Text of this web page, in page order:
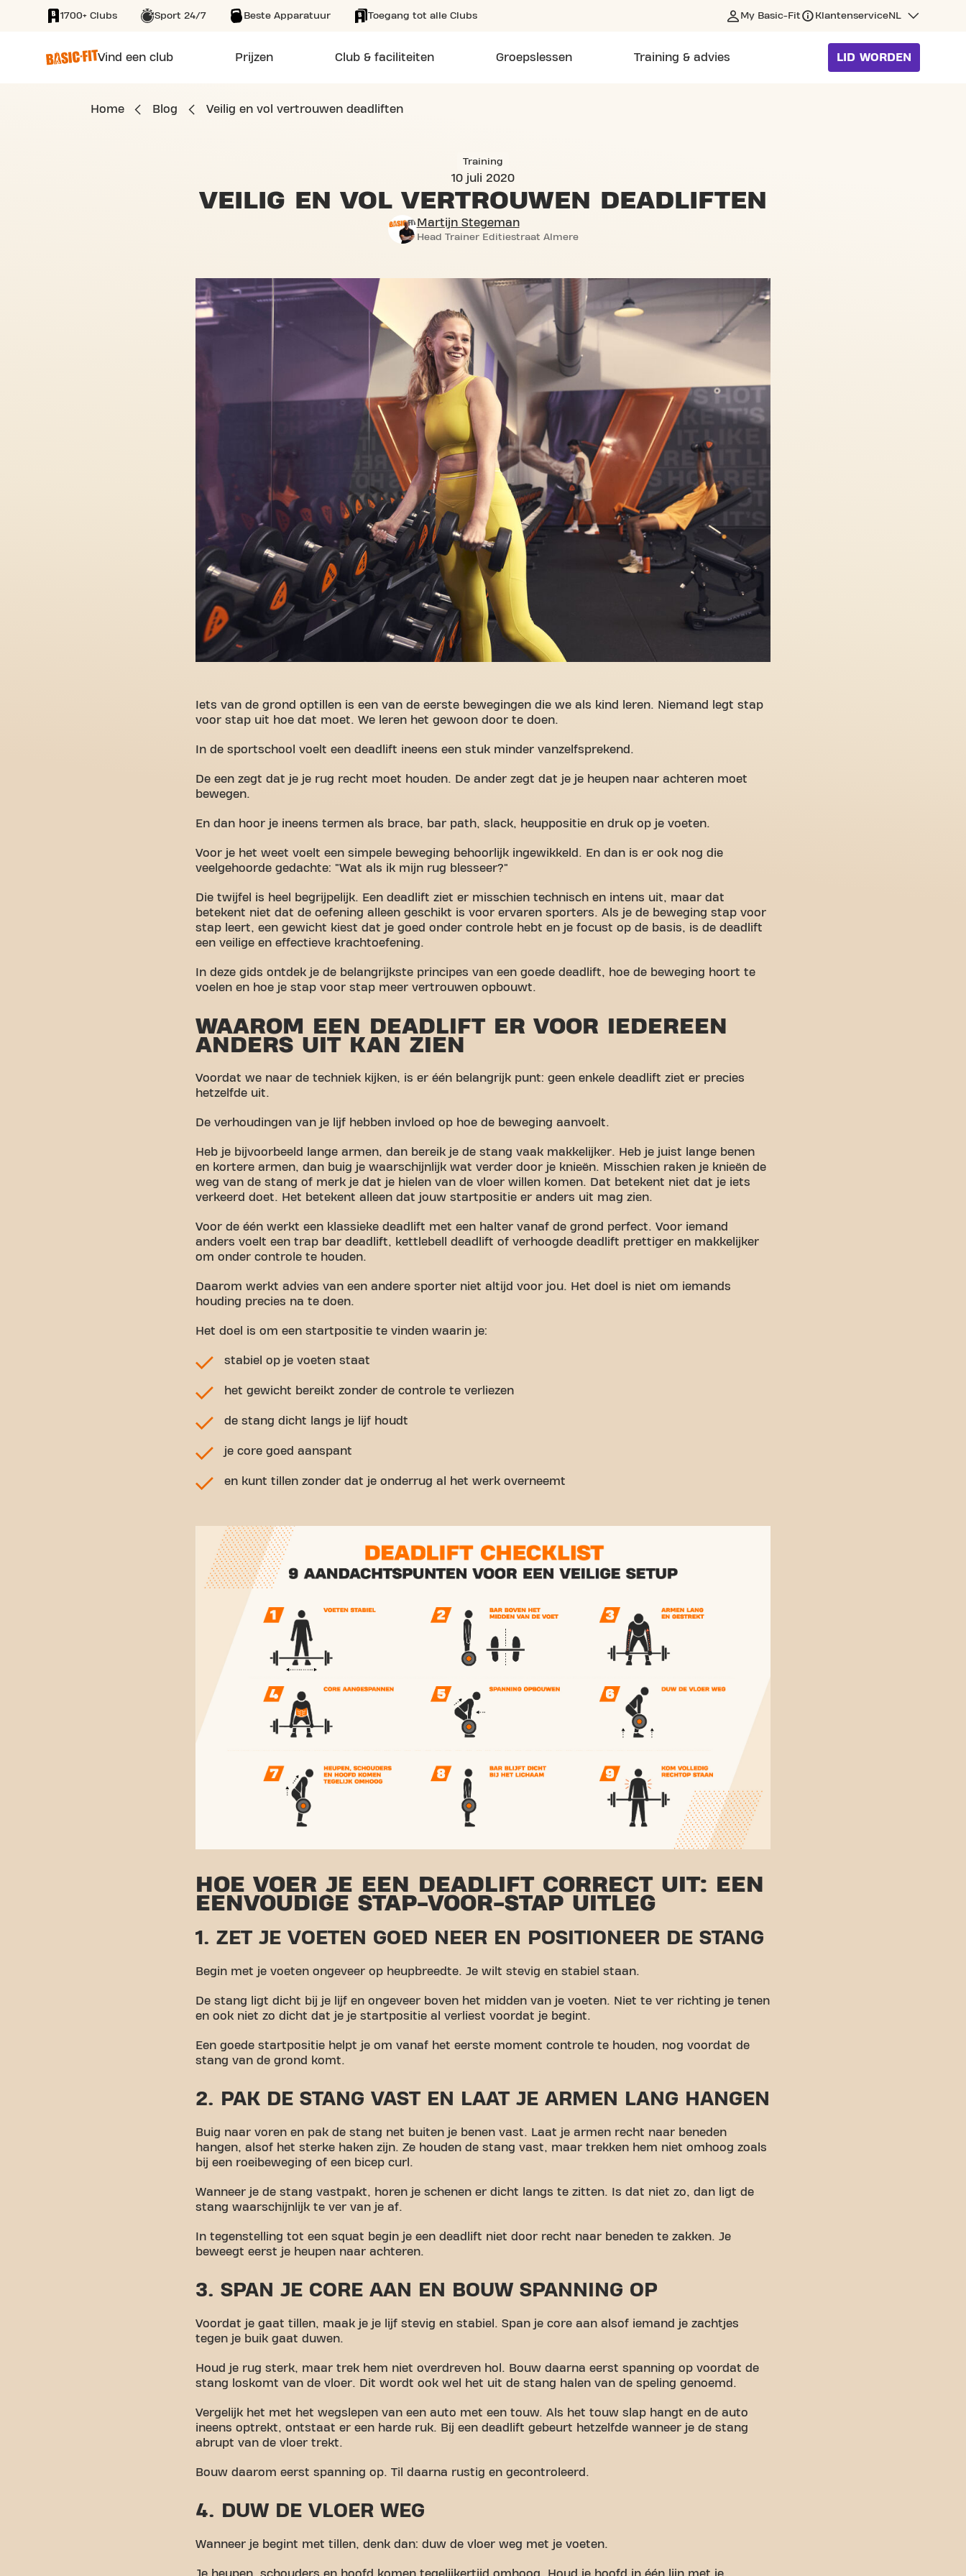
SKIP TO MAIN CONTENT
1700+ Clubs Sport 24/7 Beste Apparatuur Toegang tot alle Clubs My Basic-Fit KlantenserviceNL
Vind een club Prijzen Club & faciliteiten Groepslessen Training & advies LID WORDEN
Home Blog Veilig en vol vertrouwen deadliften
Training
10 juli 2020
VEILIG EN VOL VERTROUWEN DEADLIFTEN
Martijn Stegeman
Head Trainer Editiestraat Almere
Iets van de grond optillen is een van de eerste bewegingen die we als kind leren. Niemand legt stap
voor stap uit hoe dat moet. We leren het gewoon door te doen.
In de sportschool voelt een deadlift ineens een stuk minder vanzelfsprekend.
De een zegt dat je je rug recht moet houden. De ander zegt dat je je heupen naar achteren moet
bewegen.
En dan hoor je ineens termen als brace, bar path, slack, heuppositie en druk op je voeten.
Voor je het weet voelt een simpele beweging behoorlijk ingewikkeld. En dan is er ook nog die
veelgehoorde gedachte: "Wat als ik mijn rug blesseer?"
Die twijfel is heel begrijpelijk. Een deadlift ziet er misschien technisch en intens uit, maar dat
betekent niet dat de oefening alleen geschikt is voor ervaren sporters. Als je de beweging stap voor
stap leert, een gewicht kiest dat je goed onder controle hebt en je focust op de basis, is de deadlift
een veilige en effectieve krachtoefening.
In deze gids ontdek je de belangrijkste principes van een goede deadlift, hoe de beweging hoort te
voelen en hoe je stap voor stap meer vertrouwen opbouwt.
WAAROM EEN DEADLIFT ER VOOR IEDEREEN
ANDERS UIT KAN ZIEN
Voordat we naar de techniek kijken, is er één belangrijk punt: geen enkele deadlift ziet er precies
hetzelfde uit.
De verhoudingen van je lijf hebben invloed op hoe de beweging aanvoelt.
Heb je bijvoorbeeld lange armen, dan bereik je de stang vaak makkelijker. Heb je juist lange benen
en kortere armen, dan buig je waarschijnlijk wat verder door je knieën. Misschien raken je knieën de
weg van de stang of merk je dat je hielen van de vloer willen komen. Dat betekent niet dat je iets
verkeerd doet. Het betekent alleen dat jouw startpositie er anders uit mag zien.
Voor de één werkt een klassieke deadlift met een halter vanaf de grond perfect. Voor iemand
anders voelt een trap bar deadlift, kettlebell deadlift of verhoogde deadlift prettiger en makkelijker
om onder controle te houden.
Daarom werkt advies van een andere sporter niet altijd voor jou. Het doel is niet om iemands
houding precies na te doen.
Het doel is om een startpositie te vinden waarin je:
stabiel op je voeten staat
het gewicht bereikt zonder de controle te verliezen
de stang dicht langs je lijf houdt
je core goed aanspant
en kunt tillen zonder dat je onderrug al het werk overneemt
HOE VOER JE EEN DEADLIFT CORRECT UIT: EEN
EENVOUDIGE STAP-VOOR-STAP UITLEG
1. ZET JE VOETEN GOED NEER EN POSITIONEER DE STANG
Begin met je voeten ongeveer op heupbreedte. Je wilt stevig en stabiel staan.
De stang ligt dicht bij je lijf en ongeveer boven het midden van je voeten. Niet te ver richting je tenen
en ook niet zo dicht dat je je startpositie al verliest voordat je begint.
Een goede startpositie helpt je om vanaf het eerste moment controle te houden, nog voordat de
stang van de grond komt.
2. PAK DE STANG VAST EN LAAT JE ARMEN LANG HANGEN
Buig naar voren en pak de stang net buiten je benen vast. Laat je armen recht naar beneden
hangen, alsof het sterke haken zijn. Ze houden de stang vast, maar trekken hem niet omhoog zoals
bij een roeibeweging of een bicep curl.
Wanneer je de stang vastpakt, horen je schenen er dicht langs te zitten. Is dat niet zo, dan ligt de
stang waarschijnlijk te ver van je af.
In tegenstelling tot een squat begin je een deadlift niet door recht naar beneden te zakken. Je
beweegt eerst je heupen naar achteren.
3. SPAN JE CORE AAN EN BOUW SPANNING OP
Voordat je gaat tillen, maak je je lijf stevig en stabiel. Span je core aan alsof iemand je zachtjes
tegen je buik gaat duwen.
Houd je rug sterk, maar trek hem niet overdreven hol. Bouw daarna eerst spanning op voordat de
stang loskomt van de vloer. Dit wordt ook wel het uit de stang halen van de speling genoemd.
Vergelijk het met het wegslepen van een auto met een touw. Als het touw slap hangt en de auto
ineens optrekt, ontstaat er een harde ruk. Bij een deadlift gebeurt hetzelfde wanneer je de stang
abrupt van de vloer trekt.
Bouw daarom eerst spanning op. Til daarna rustig en gecontroleerd.
4. DUW DE VLOER WEG
Wanneer je begint met tillen, denk dan: duw de vloer weg met je voeten.